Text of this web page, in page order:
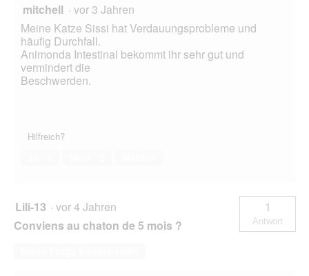
mitchell · vor 3 Jahren
Meine Katze Sissi hat Verdauungsprobleme und
häufig Durchfall.
Animonda Intestinal bekommt ihr sehr gut und
vermindert die
Beschwerden.
Hilfreich?
Lili-13 · vor 4 Jahren
Conviens au chaton de 5 mois ?
1
Antwort